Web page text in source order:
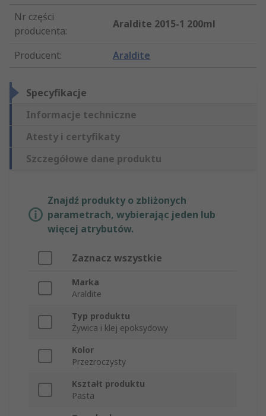
Nr części
producenta:
Araldite 2015-1 200ml
Producent: Araldite
Specyfikacje
Informacje techniczne
Atesty i certyfikaty
Szczegółowe dane produktu
Znajdź produkty o zbliżonych
parametrach, wybierając jeden lub
więcej atrybutów.
Zaznacz wszystkie
Marka
Araldite
Typ produktu
Żywica i klej epoksydowy
Kolor
Przezroczysty
Kształt produktu
Pasta